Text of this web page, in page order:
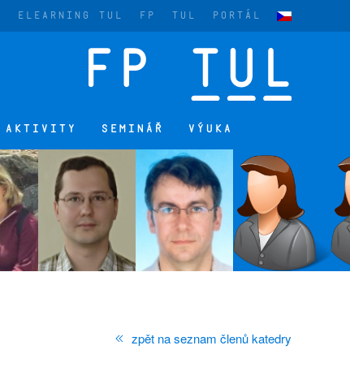
ELEARNING TUL FP TUL PORTÁL
AKTIVITY SEMINÁŘ VÝUKA
zpět na seznam členů katedry